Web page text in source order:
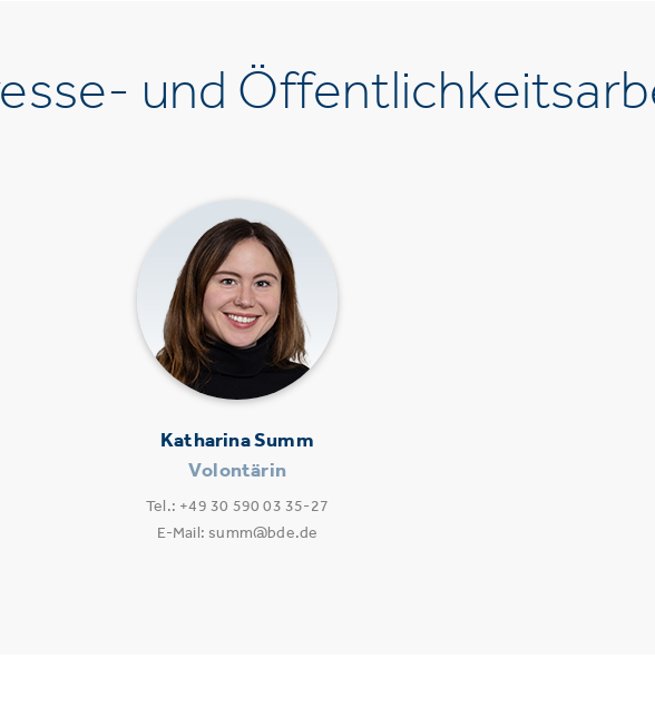
und
Katharina Summ
Volontärin
Tel.: +49 30 590 03 35-27
E-Mail: summ@bde.de